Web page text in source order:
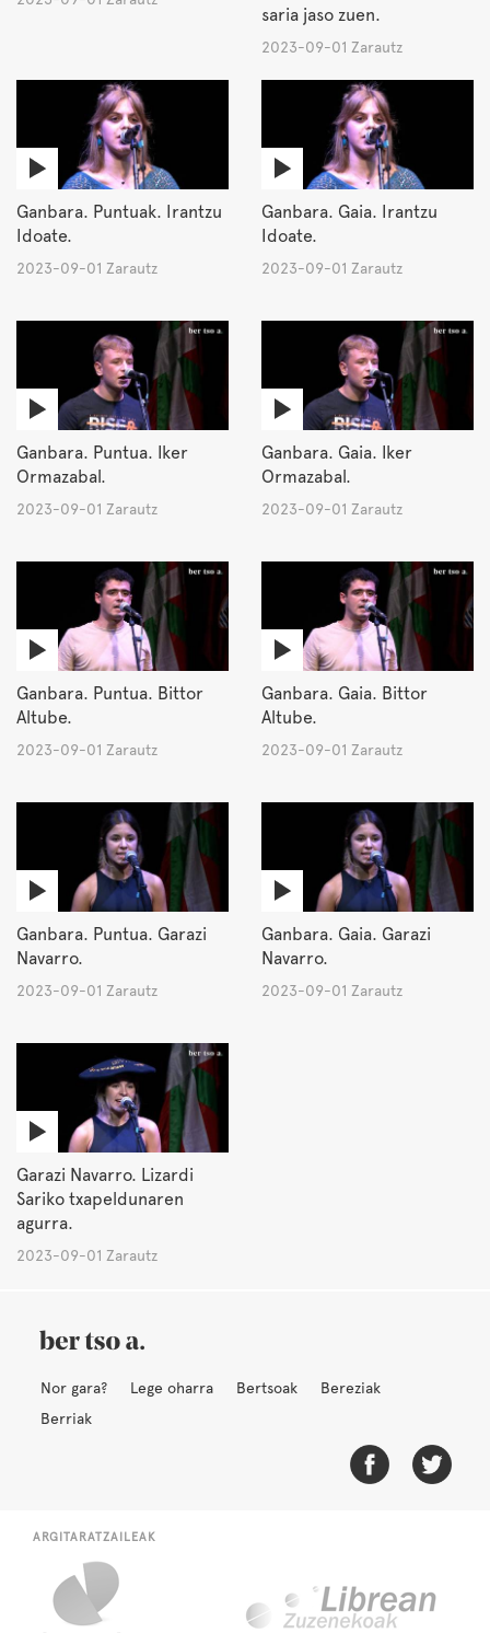
saria jaso zuen.
2023-09-01 Zarautz
Ganbara. Puntuak. Irantzu
Idoate.
2023-09-01 Zarautz
Ganbara. Gaia. Irantzu
Idoate.
2023-09-01 Zarautz
Ganbara. Puntua. Iker
Ormazabal.
2023-09-01 Zarautz
Ganbara. Gaia. Iker
Ormazabal.
2023-09-01 Zarautz
Ganbara. Puntua. Bittor
Altube.
2023-09-01 Zarautz
Ganbara. Gaia. Bittor
Altube.
2023-09-01 Zarautz
Ganbara. Puntua. Garazi
Navarro.
2023-09-01 Zarautz
Ganbara. Gaia. Garazi
Navarro.
2023-09-01 Zarautz
Garazi Navarro. Lizardi
Sariko txapeldunaren
agurra.
2023-09-01 Zarautz
Nor gara? Lege oharra Bertsoak
Bereziak
Berriak
ARGITARATZAILEAK